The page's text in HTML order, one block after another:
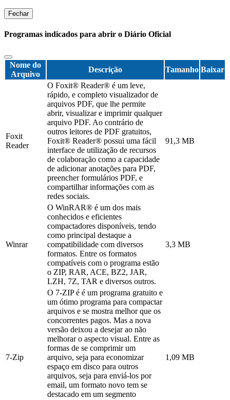
Fechar
Programas indicados para abrir o Diário Oficial
Nome do
Arquivo
Descrição Tamanho Baixar
Foxit
Reader
O Foxit® Reader® é um leve,
rápido, e completo visualizador de
arquivos PDF, que lhe permite
abrir, visualizar e imprimir qualquer
arquivo PDF. Ao contrário de
outros leitores de PDF gratuitos,
Foxit® Reader® possui uma fácil
interface de utilização de recursos
de colaboração como a capacidade
de adicionar anotações para PDF,
preencher formulários PDF, e
compartilhar informações com as
redes sociais.
91,3 MB
Winrar
O WinRAR® é um dos mais
conhecidos e eficientes
compactadores disponíveis, tendo
como principal destaque a
compatibilidade com diversos
formatos. Entre os formatos
compatíveis com o programa estão
o ZIP, RAR, ACE, BZ2, JAR,
LZH, 7Z, TAR e diversos outros.
3,3 MB
7-Zip
O 7-ZIP é é um programa gratuito e
um ótimo programa para compactar
arquivos e se mostra melhor que os
concorrentes pagos. Mas a nova
versão deixou a desejar ao não
melhorar o aspecto visual. Entre as
formas de se comprimir um
arquivo, seja para economizar
espaço em disco para outros
arquivos, seja para enviá-los por
email, um formato novo tem se
destacado em um segmento
1,09 MB